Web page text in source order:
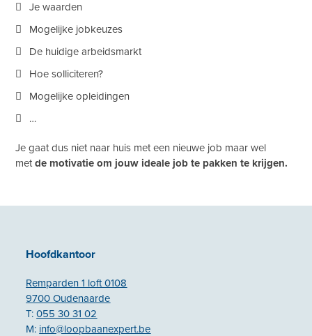
Je waarden
Mogelijke jobkeuzes
De huidige arbeidsmarkt
Hoe solliciteren?
Mogelijke opleidingen
…
Je gaat dus niet naar huis met een nieuwe job maar wel
metde motivatie om jouw ideale job te pakken te krijgen.
Hoofdkantoor
Remparden 1 loft 0108
9700 Oudenaarde
T:055 30 31 02
M: info@loopbaanexpert.be